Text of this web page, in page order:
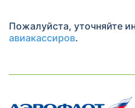
Пожалуйста, уточняйте
авиакассиров.